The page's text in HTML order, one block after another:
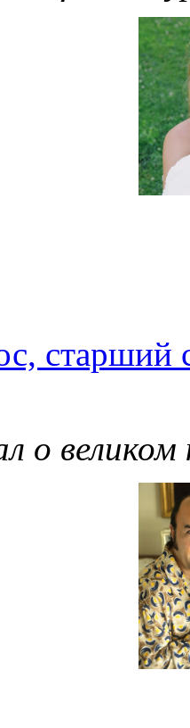
старший
о великом